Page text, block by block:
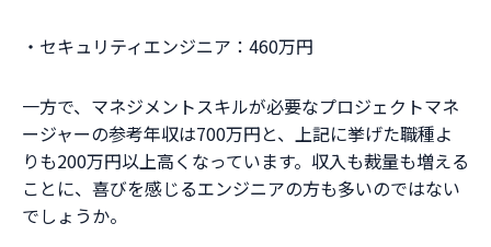
・セキュリティエンジニア：460万円
一方で、マネジメントスキルが必要なプロジェクトマネ
ージャーの参考年収は700万円と、上記に挙げた職種よ
りも200万円以上高くなっています。収入も裁量も増える
ことに、喜びを感じるエンジニアの方も多いのではない
でしょうか。